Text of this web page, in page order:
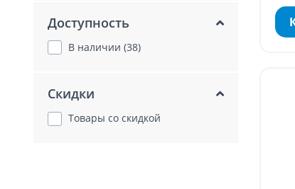
Доступность
В наличии (38)
Скидки
Товары со скидкой